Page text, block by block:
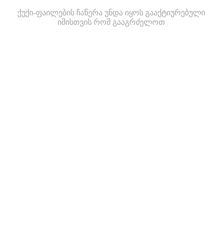
ქუქი-ფაილების ჩაწერა უნდა იყოს გააქტიურებული
იმისთვის რომ გააგრძელოთ